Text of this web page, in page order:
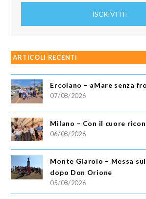
ISCRIVITI!
ARTICOLI RECENTI
Ercolano – aMare senza
07/08/2026
Milano – Con il cuore
06/08/2026
Monte Giarolo – Messa
dopo Don Orione
05/08/2026